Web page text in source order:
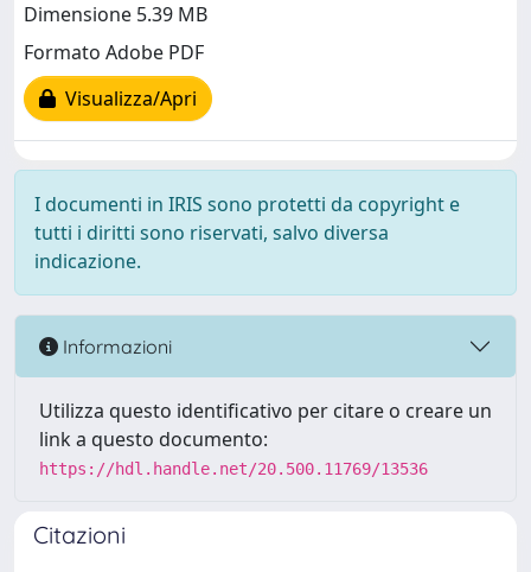
Dimensione 5.39 MB
Formato Adobe PDF
Visualizza/Apri
I documenti in IRIS sono protetti da copyright e
tutti i diritti sono riservati, salvo diversa
indicazione.
Informazioni
Utilizza questo identificativo per citare o creare un
link a questo documento:
https://hdl.handle.net/20.500.11769/13536
Citazioni